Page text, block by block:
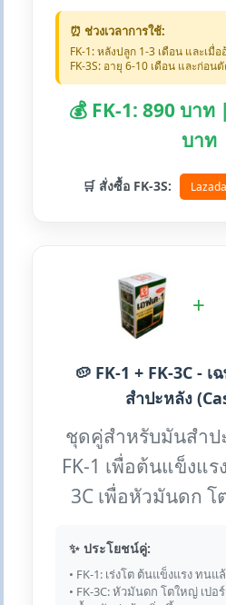
⏰ ช่วงเวลาการใช้:
FK-1: หลังปลูก 1-3 เดือน และเมื่อ
FK-3S: อายุ 6-10 เดือน และก่อน
💰 FK-1: 890 บาท
บาท
🛒 สั่งซื้อ FK-3S: Lazada
+
🥔 FK-1 + FK-3C -
สำปะหลัง
ชุดคู่สำหรับมันสำป
FK-1 เพื่อต้นแข็งแร
3C เพื่อหัวมันดก
✨ ประโยชน์คู่:
• FK-1: เร่งโต ต้นแข็งแรง ทนแ
• FK-3C: หัวมันดก โตใหญ่ เปอ